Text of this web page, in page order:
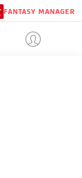
FANTASY MANAGER